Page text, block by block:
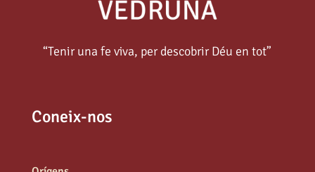
“Tenir una fe viva, per descobrir Déu en tot”
Coneix-nos